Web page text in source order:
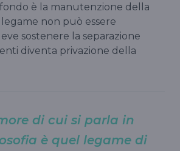
è la manutenzione della
non può essere
sostenere la separazione
diventa privazione della
di cui si parla in
è quel legame di